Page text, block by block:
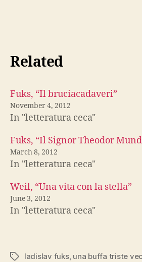
Related
Fuks, “Il bruciacadaveri”
November 4, 2012
In "letteratura ceca"
Fuks, “Il Signor Theodor
March 8, 2012
In "letteratura ceca"
Weil, “Una vita con la stella”
June 3, 2012
In "letteratura ceca"
Tagsladislav fuks, una buffa triste